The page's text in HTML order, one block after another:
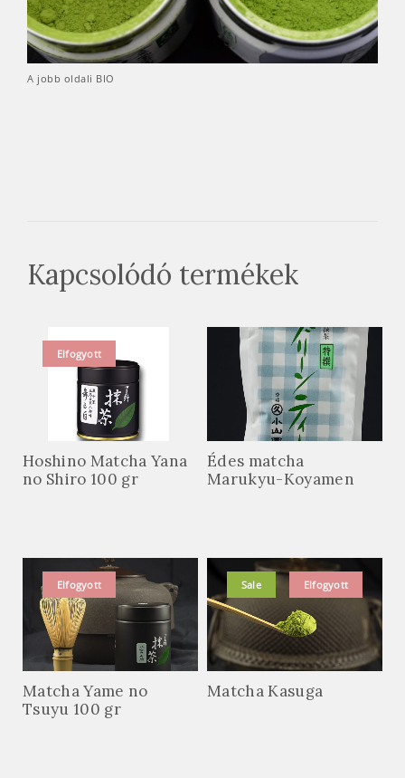
A jobb oldali BIO
Kapcsolódó termékek
Elfogyott
Hoshino Matcha Yana
no Shiro 100 gr
Édes matcha
Marukyu-Koyamen
Elfogyott
Matcha Yame no
Tsuyu 100 gr
Sale Elfogyott
Matcha Kasuga